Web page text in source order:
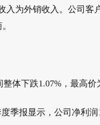
入为外销收入。公司客
下跌1.07%，最高价为
报显示，公司净利润